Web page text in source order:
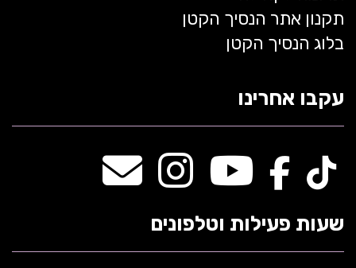
תקנון אתר הנסיך הקטן
בלוג הנסיך הקטן
עקבו אחרינו
שעות פעילות וטלפונים